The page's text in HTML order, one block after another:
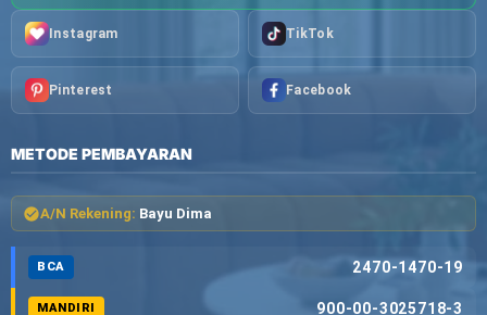
Instagram TikTok
Pinterest Facebook
METODE PEMBAYARAN
A/N Rekening: Bayu Dima
BCA 2470-1470-19
MANDIRI 900-00-3025718-3